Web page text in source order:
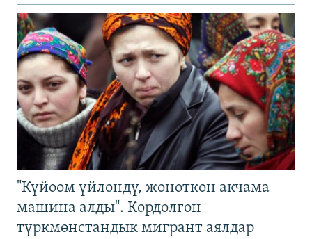
"Күйөөм үйлөндү, жөнөткөн акчама
машина алды". Кордолгон
түркмөнстандык мигрант аялдар